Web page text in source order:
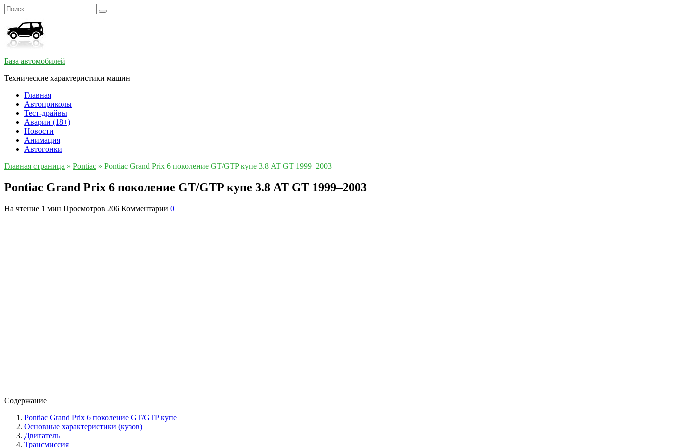
Перейти
к
содержанию
Search
for:
База автомобилей
Технические характеристики машин
Главная
Автоприколы
Тест-драйвы
Аварии (18+)
Новости
Анимация
Автогонки
Главная страница » Pontiac » Pontiac Grand Prix 6 поколение GT/GTP купе 3.8 AT GT 1999–2003
Pontiac Grand Prix 6 поколение GT/GTP купе 3.8 AT GT 1999–2003
На чтение 1 мин Просмотров 206 Комментарии 0
Содержание
Pontiac Grand Prix 6 поколение GT/GTP купе
Основные характеристики (кузов)
Двигатель
Трансмиссия